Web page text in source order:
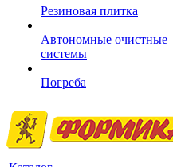
Резиновая плитка
Автономные очистные
системы
Погреба